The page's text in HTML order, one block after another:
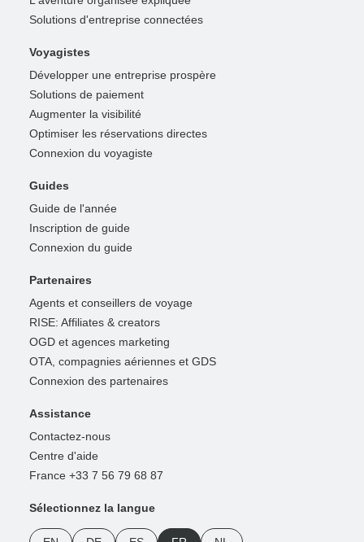
Solutions d'entreprise connectées
Voyagistes
Développer une entreprise prospère
Solutions de paiement
Augmenter la visibilité
Optimiser les réservations directes
Connexion du voyagiste
Guides
Guide de l'année
Inscription de guide
Connexion du guide
Partenaires
Agents et conseillers de voyage
RISE: Affiliates & creators
OGD et agences marketing
OTA, compagnies aériennes et GDS
Connexion des partenaires
Assistance
Contactez-nous
Centre d'aide
France +33 7 56 79 68 87
Sélectionnez la langue